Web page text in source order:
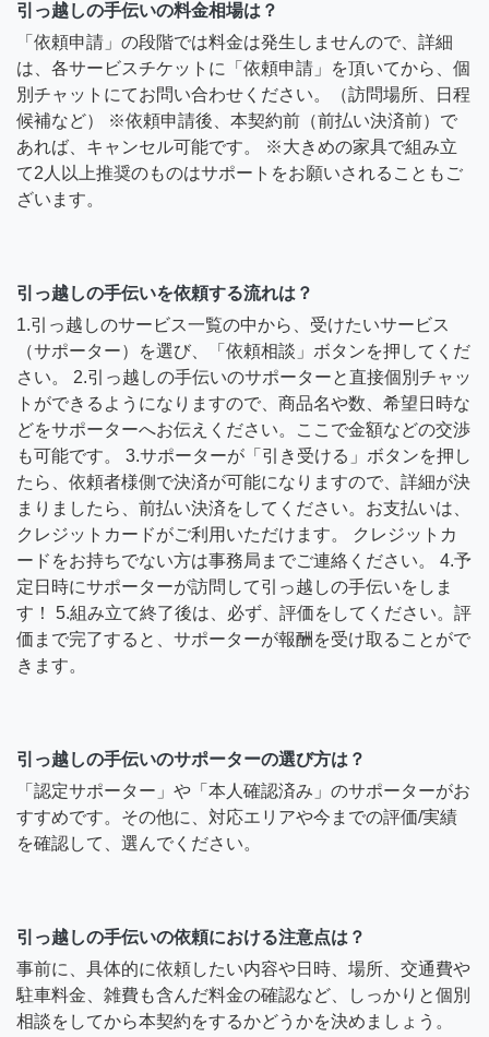
引っ越しの手伝いの料金相場は？
「依頼申請」の段階では料金は発生しませんので、詳細
は、各サービスチケットに「依頼申請」を頂いてから、個
別チャットにてお問い合わせください。（訪問場所、日程
候補など） ※依頼申請後、本契約前（前払い決済前）で
あれば、キャンセル可能です。 ※大きめの家具で組み立
て2人以上推奨のものはサポートをお願いされることもご
ざいます。
引っ越しの手伝いを依頼する流れは？
1.引っ越しのサービス一覧の中から、受けたいサービス
（サポーター）を選び、「依頼相談」ボタンを押してくだ
さい。 2.引っ越しの手伝いのサポーターと直接個別チャッ
トができるようになりますので、商品名や数、希望日時な
どをサポーターへお伝えください。ここで金額などの交渉
も可能です。 3.サポーターが「引き受ける」ボタンを押し
たら、依頼者様側で決済が可能になりますので、詳細が決
まりましたら、前払い決済をしてください。お支払いは、
クレジットカードがご利用いただけます。 クレジットカ
ードをお持ちでない方は事務局までご連絡ください。 4.予
定日時にサポーターが訪問して引っ越しの手伝いをしま
す！ 5.組み立て終了後は、必ず、評価をしてください。評
価まで完了すると、サポーターが報酬を受け取ることがで
きます。
引っ越しの手伝いのサポーターの選び方は？
「認定サポーター」や「本人確認済み」のサポーターがお
すすめです。その他に、対応エリアや今までの評価/実績
を確認して、選んでください。
引っ越しの手伝いの依頼における注意点は？
事前に、具体的に依頼したい内容や日時、場所、交通費や
駐車料金、雑費も含んだ料金の確認など、しっかりと個別
相談をしてから本契約をするかどうかを決めましょう。